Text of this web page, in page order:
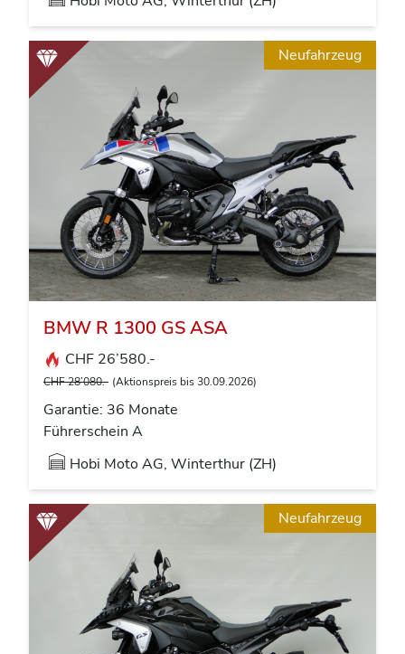
Neufahrzeug
BMW R 1300 GS ASA
CHF 26’580.-
CHF 28’080.- (Aktionspreis bis 30.09.2026)
Garantie: 36 Monate
Führerschein A
Hobi Moto AG, Winterthur (ZH)
Neufahrzeug